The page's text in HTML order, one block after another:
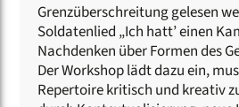
Grenzüberschreitung gelesen
Soldatenlied „Ich hatt’ einen
Nachdenken über Formen des
Der Workshop lädt dazu ein,
Repertoire kritisch und kreativ